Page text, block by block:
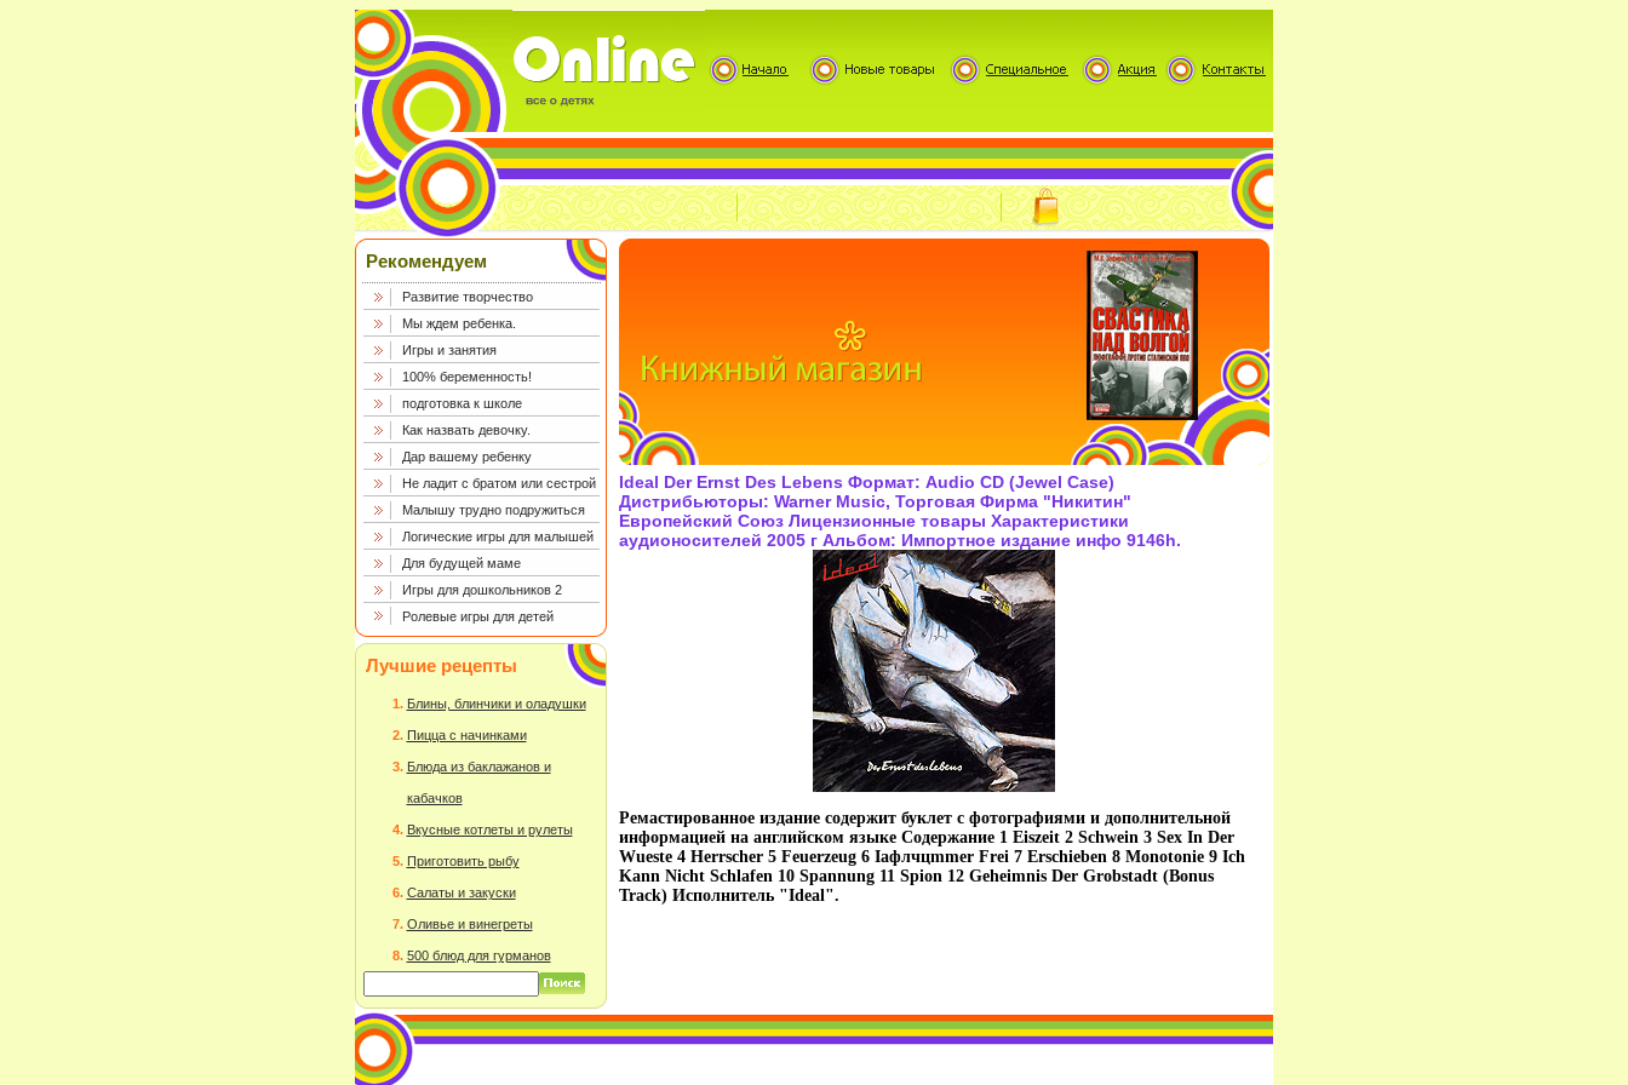
Рекомендуем
Развитие творчество
Мы ждем ребенка.
Игры и занятия
100% беременность!
подготовка к школе
Как назвать девочку.
Дар вашему ребенку
Не ладит с братом или сестрой
Малышу трудно подружиться
Логические игры для малышей
Для будущей маме
Игры для дошкольников 2
Ролевые игры для детей
Лучшие рецепты
Блины, блинчики и оладушки
Пицца с начинками
Блюда из баклажанов и
кабачков
Вкусные котлеты и рулеты
Приготовить рыбу
Салаты и закуски
Оливье и винегреты
500 блюд для гурманов
Ideal Der Ernst Des Lebens Формат: Audio CD (Jewel Case)
Дистрибьюторы: Warner Music, Торговая Фирма "Никитин"
Европейский Союз Лицензионные товары Характеристики
аудионосителей 2005 г Альбом: Импортное издание инфо 9146h.
Ремастированное издание содержит буклет с фотографиями и дополнительной
информацией на английском языке Содержание 1 Eiszeit 2 Schwein 3 Sex In Der
Wueste 4 Herrscher 5 Feuerzeug 6 Iафлчцmmer Frei 7 Erschieben 8 Monotonie 9 Ich
Kann Nicht Schlafen 10 Spannung 11 Spion 12 Geheimnis Der Grobstadt (Bonus
Track) Исполнитель "Ideal".